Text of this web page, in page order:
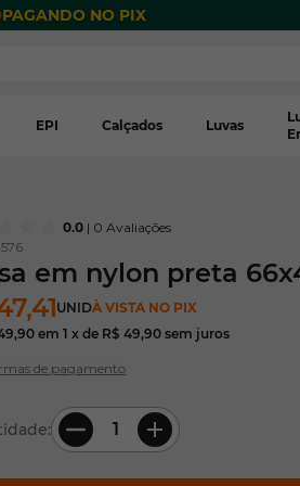
PAGANDO NO PIX
EPI Calçados Luvas
0.0 | 0 Avaliações
em nylon preta
UNIDÀ VISTA NO PIX
em 1 x de R$ 49,90 sem juros
de pagamento